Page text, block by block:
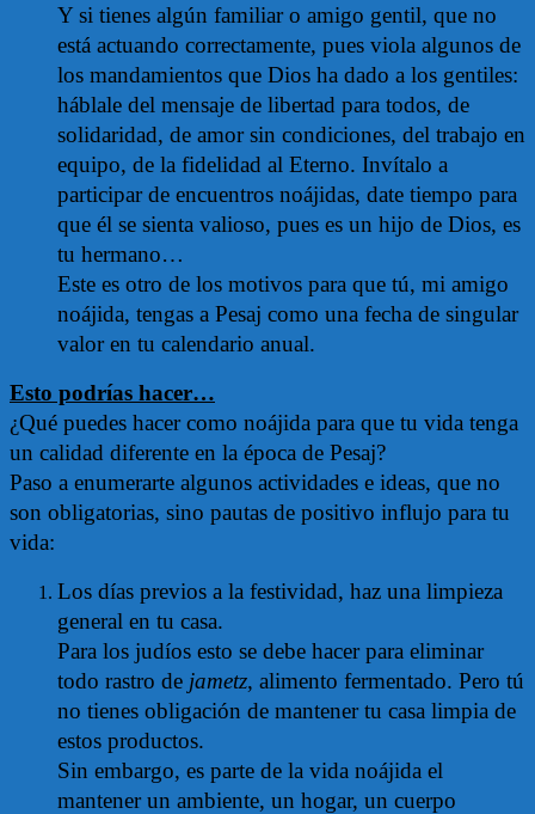
Y si tienes algún familiar o amigo gentil, que no
está actuando correctamente, pues viola algunos de
los mandamientos que Dios ha dado a los gentiles:
háblale del mensaje de libertad para todos, de
solidaridad, de amor sin condiciones, del trabajo en
equipo, de la fidelidad al Eterno. Invítalo a
participar de encuentros noájidas, date tiempo para
que él se sienta valioso, pues es un hijo de Dios, es
tu hermano…
Este es otro de los motivos para que tú, mi amigo
noájida, tengas a Pesaj como una fecha de singular
valor en tu calendario anual.
Esto podrías hacer…
¿Qué puedes hacer como noájida para que tu vida tenga
un calidad diferente en la época de Pesaj?
Paso a enumerarte algunos actividades e ideas, que no
son obligatorias, sino pautas de positivo influjo para tu
vida:
Los días previos a la festividad, haz una limpieza
general en tu casa.
Para los judíos esto se debe hacer para eliminar
todo rastro de jametz, alimento fermentado. Pero tú
no tienes obligación de mantener tu casa limpia de
estos productos.
Sin embargo, es parte de la vida noájida el
mantener un ambiente, un hogar, un cuerpo